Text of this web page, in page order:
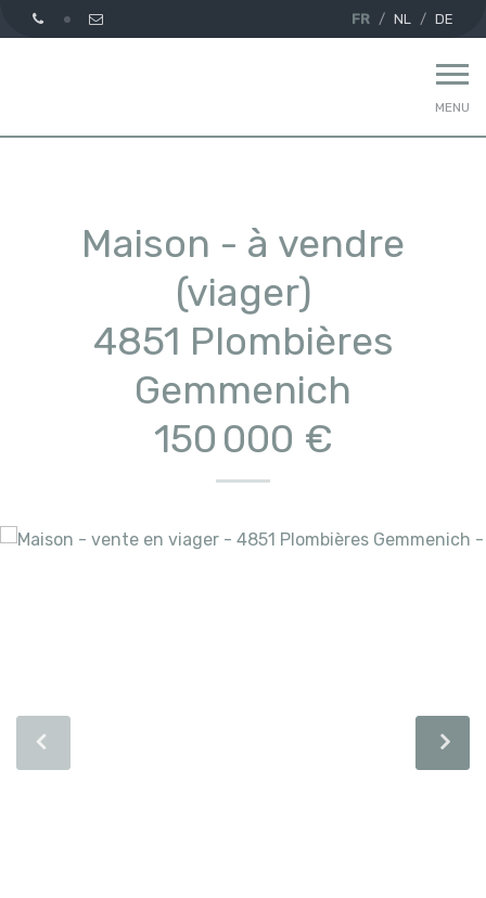
FR NL DE
MENU
Maison - à vendre
(viager)
4851 Plombières
Gemmenich
150 000 €